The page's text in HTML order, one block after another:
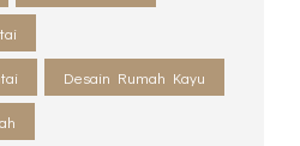
Desain Rumah Kayu